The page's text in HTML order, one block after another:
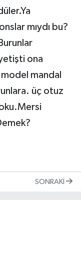
mıydı bu?
ona
mandal
üç otuz
SONRAKI